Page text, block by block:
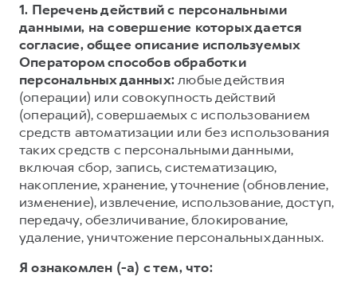
1. Перечень действий с персональными
данными, на совершение которых дается
согласие, общее описание используемых
Оператором способов обработки
персональных данных:любые действия
(операции) или совокупность действий
(операций), совершаемых с использованием
средств автоматизации или без использования
таких средств с персональными данными,
включая сбор, запись, систематизацию,
накопление, хранение, уточнение (обновление,
изменение), извлечение, использование, доступ,
передачу, обезличивание, блокирование,
удаление, уничтожение персональных данных.
Я ознакомлен (-а) с тем, что: